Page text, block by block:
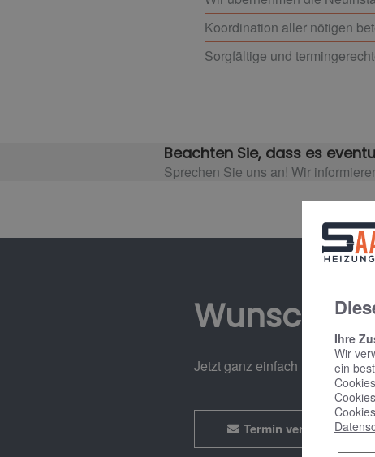
Koordination aller nötigen
Sorgfältige und
Beachten Sie, dass es
Sprechen Sie uns an! Wir
Jetzt ganz einfach und
Termin vereinbaren
Ihre
Wir
ein